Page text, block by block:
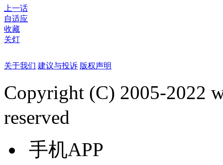
上一话
自适应
收藏
关灯
关于我们 建议与投诉 版权声明
Copyright (C) 2005-2022
reserved
手机APP